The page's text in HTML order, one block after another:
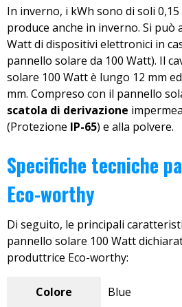
In inverno, i kWh sono di soli
produce anche in inverno. Si può
Watt di dispositivi elettronici in
pannello solare da 100 Watt). Il
solare 100 Watt è lungo 12 mm
mm. Compreso con il pannello
scatola di derivazione
(Protezione IP-65) e alla polvere.
Specifiche tecniche
Eco-worthy
Di seguito, le principali
pannello solare 100 Watt
produttrice Eco-worthy:
Colore Blue